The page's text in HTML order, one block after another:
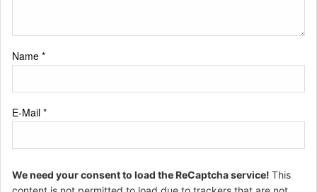
Name *
E-Mail *
We need your consent to load the ReCaptcha service! This